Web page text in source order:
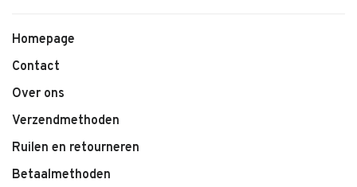
Homepage
Contact
Over ons
Verzendmethoden
Ruilen en retourneren
Betaalmethoden